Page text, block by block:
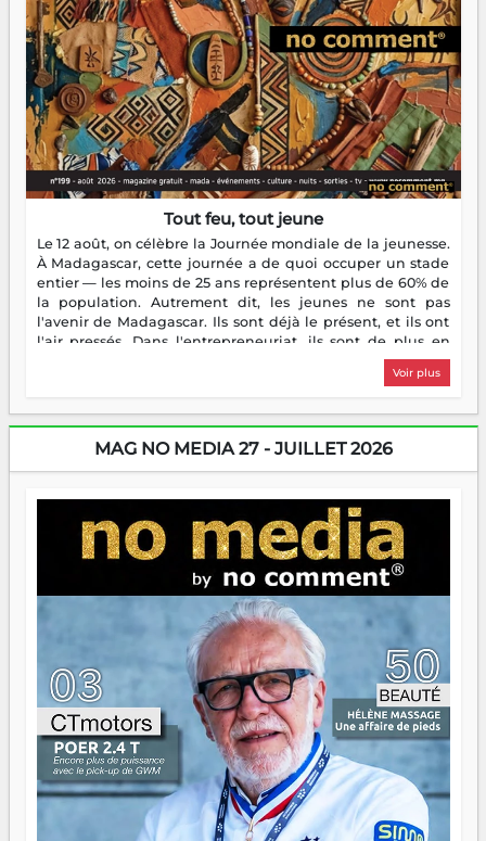
Tout feu, tout jeune
Le 12 août, on célèbre la Journée mondiale de la jeunesse.
À Madagascar, cette journée a de quoi occuper un stade
entier — les moins de 25 ans représentent plus de 60% de
la population. Autrement dit, les jeunes ne sont pas
l'avenir de Madagascar. Ils sont déjà le présent, et ils ont
l'air pressés. Dans l'entrepreneuriat, ils sont de plus en
plus nombreux à se lancer, à créer, à risquer — souvent
sans filet, souvent sans aide, mais toujours avec cette
dorment vraiment la nuit. En culture, les nouvelles sont
encore meilleures. Aina Rasamoelina vient de décrocher le
Prix RFI Instrumental Afrique. Miangaly Elia rafle le Prix
jeunes qui tiennent la torche. Alors oui, on pourrait
s'arrêter là, applaudir et rentrer chez soi satisfait. Mais ce
serait passer à côté d'une chose essentielle. La fougue, ça
brûle fort — et parfois, ça brûle vite. Une flamme sans
direction peut éclairer autant qu'elle peut consumer. C'est
là que les aînés entrent en scène — pas pour reprendre le
gouvernail, mais pour montrer où sont les récifs. Les jeunes
ont la force, les vieux ont l'expérience, comme on dit. Ce
n'est pas un combat de générations — c'est une question
d'équipage. Partagez vos réussites, mais aussi vos échecs.
Surtout vos échecs, d'ailleurs — ils enseignent mieux que
n'importe quel manuel. À Madagascar, la barque avance.
Il faut juste s'assurer que tout le monde rame dans le
même sens.
Voir plus
MAG NO MEDIA 27 - JUILLET 2026